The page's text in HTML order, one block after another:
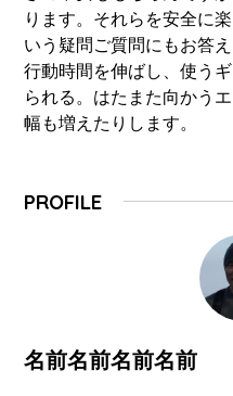
ります。それらを安全に
いう疑問ご質問にもお答
行動時間を伸ばし、使う
られる。はたまた向かう
幅も増えたりします。
PROFILE
名前名前名前名前